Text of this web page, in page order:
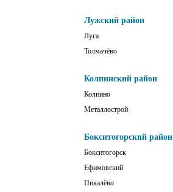
Лужский район
Луга
Толмачёво
Колпинский район
Колпино
Металлострой
Бокситогорский район
Бокситогорск
Ефимовский
Пикалёво